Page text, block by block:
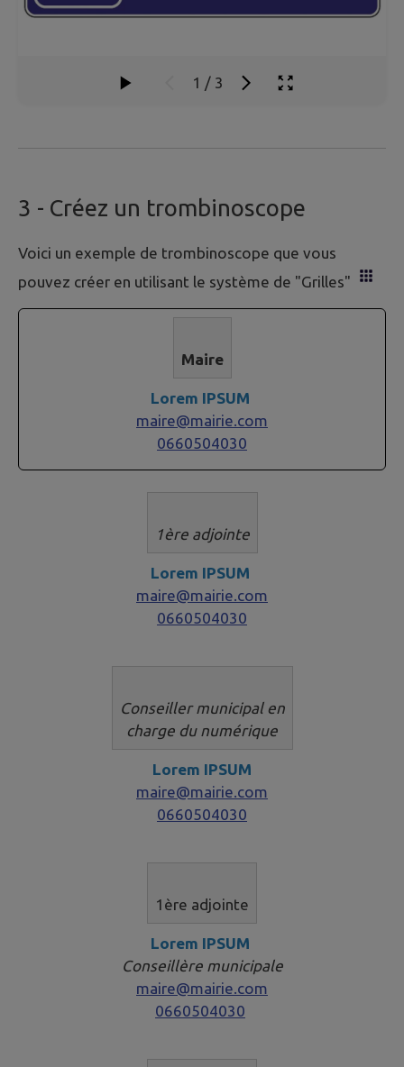
1 / 3
3 - Créez un trombinoscope
Voici un exemple de trombinoscope que vous
pouvez créer en utilisant le système de "Grilles"
Maire
Lorem IPSUM
maire@mairie.com
0660504030
1ère adjointe​​​​​
Lorem IPSUM
maire@mairie.com
0660504030
Conseiller municipal en
​​charge du numérique
Lorem IPSUM
maire@mairie.com
0660504030
1ère adjointe​​​​​
Lorem IPSUM
Conseillère municipale
maire@mairie.com
0660504030